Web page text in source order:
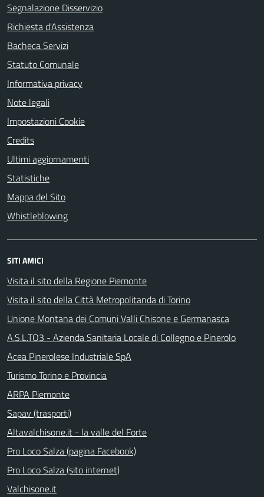
Segnalazione Disservizio
Richiesta d'Assistenza
Bacheca Servizi
Statuto Comunale
Informativa privacy
Note legali
Impostazioni Cookie
Credits
Ultimi aggiornamenti
Statistiche
Mappa del Sito
Whistleblowing
SITI AMICI
Visita il sito della Regione Piemonte
Visita il sito della Città Metropolitanda di Torino
Unione Montana dei Comuni Valli Chisone e Germanasca
A.S.L.TO3 - Azienda Sanitaria Locale di Collegno e Pinerolo
Acea Pinerolese Industriale SpA
Turismo Torino e Provincia
ARPA Piemonte
Sapav (trasporti)
Altavalchisone.it - la valle del Forte
Pro Loco Salza (pagina Facebook)
Pro Loco Salza (sito internet)
Valchisone.it